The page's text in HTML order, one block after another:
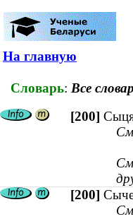
На главную
Словарь: Все
[200]
[200]